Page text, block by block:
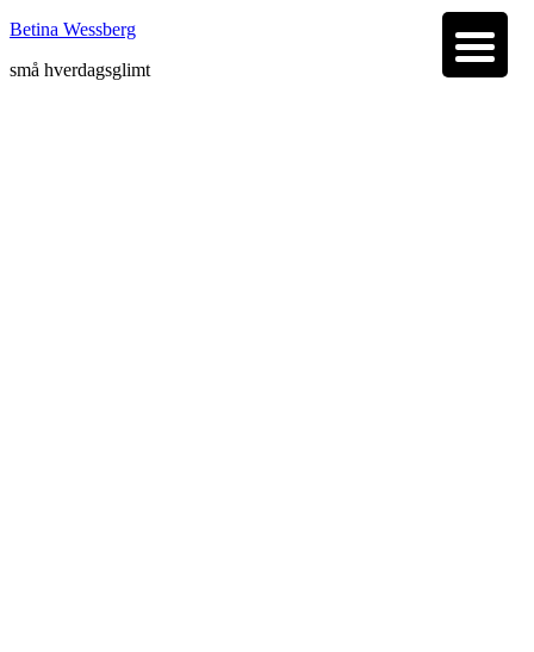
Betina Wessberg
små hverdagsglimt